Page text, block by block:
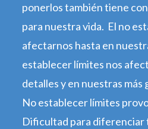
ponerlos también tiene
para nuestra vida. El no
afectarnos hasta en
establecer límites nos
detalles y en nuestras más
No establecer límites
Dificultad para diferenciar